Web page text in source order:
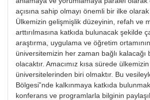
açısına sahip olmayı önemli bir ilke
Ülkemizin gelişmişlik düzeyinin, refah ve
arttırılmasına katkıda bulunacak şekilde
araştırma, uygulama ve öğretim
üniversitemizin her zaman bağlı kalacağı
olacaktır. Amacımız kısa sürede
üniversitelerinden biri olmaktır. Bu
Bölgesi‟nde kalkınmaya katkıda
konferans ve programlarla bilginin